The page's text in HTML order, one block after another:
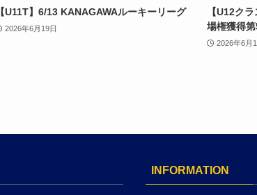
【U11T】6/13 KANAGAWAルーキーリーグ
2026年6月19日
【U12ク
場権獲得
2026年6月
INFORMATION